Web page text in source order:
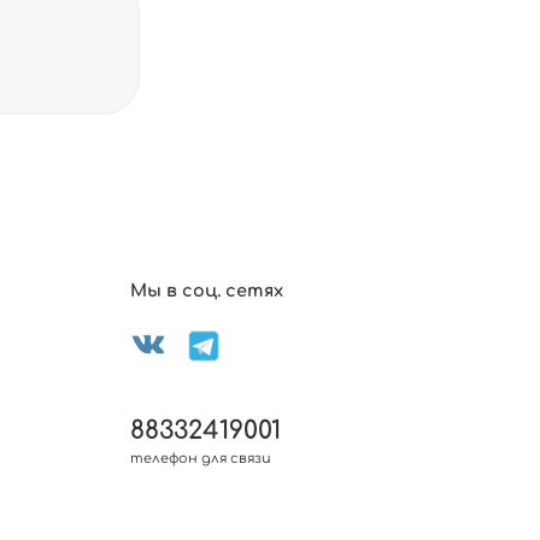
Мы в соц. сетях
88332419001
телефон для связи